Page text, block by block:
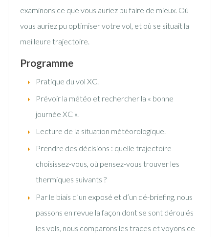
examinons ce que vous auriez pu faire de mieux. Où
vous auriez pu optimiser votre vol, et où se situait la
meilleure trajectoire.
Programme
Pratique du vol XC.
Prévoir la météo et rechercher la « bonne
journée XC ».
Lecture de la situation météorologique.
Prendre des décisions : quelle trajectoire
choisissez-vous, où pensez-vous trouver les
thermiques suivants ?
Par le biais d’un exposé et d’un dé-briefing, nous
passons en revue la façon dont se sont déroulés
les vols, nous comparons les traces et voyons ce